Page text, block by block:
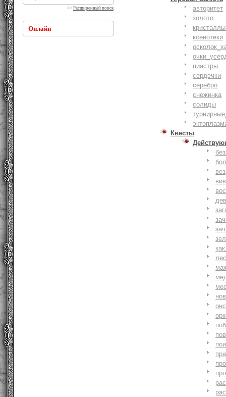
>> Расширенный поиск
Онлайн
авторитет
золото
ксенотеки
пиастры
сердечки
серебро
снежинка
солиды
Квесты